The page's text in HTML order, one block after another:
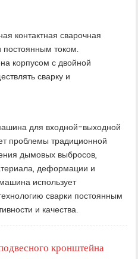
контактная сварочная
током.
корпусом с двойной
сварку и
для входной-выходной
проблемы традиционной
дымовых выбросов,
деформации и
использует
сварки постоянным
и качества.
кронштейна